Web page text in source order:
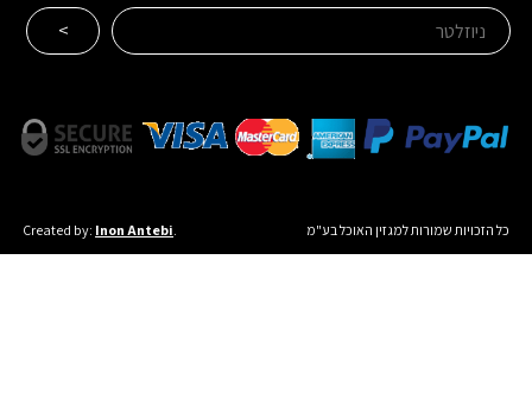
Created by: Inon Antebi. כל הזכויות שמורות למגזין האוכל בע"מ